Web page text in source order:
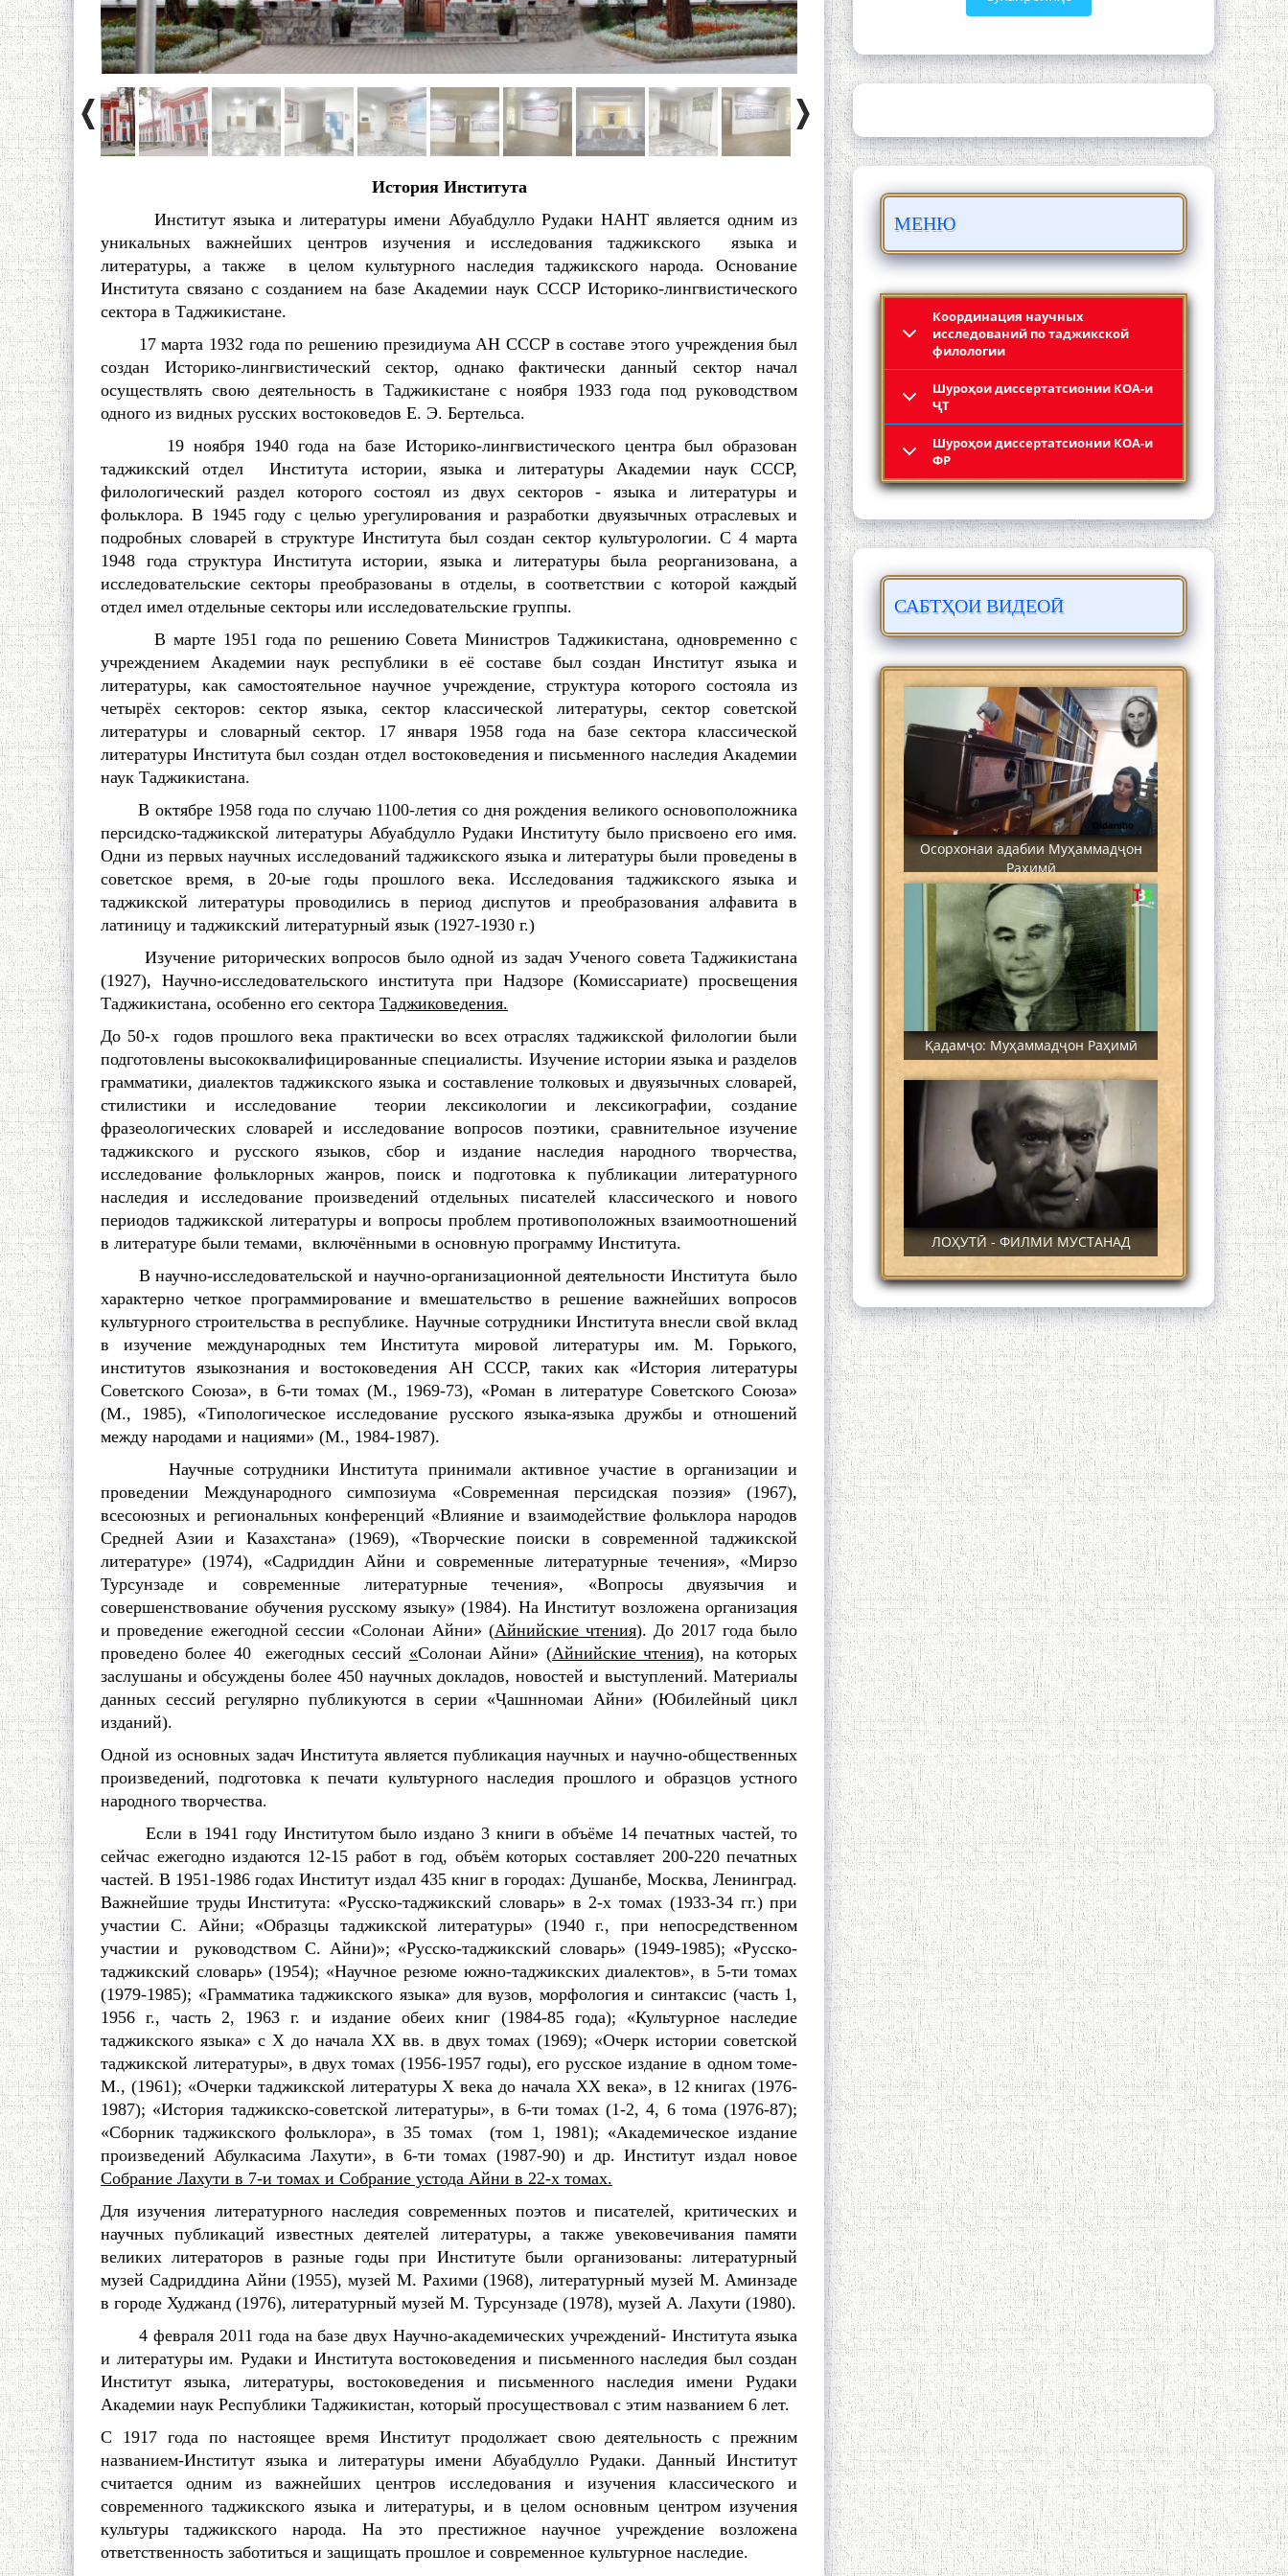
История Института
Институт языка и литературы имени Абуабдулло Рудаки НАНТ является одним из
уникальных важнейших центров изучения и исследования таджикского языка и
литературы, а также в целом культурного наследия таджикского народа. Основание
Института связано с созданием на базе Академии наук СССР Историко-лингвистического
сектора в Таджикистане.
17 марта 1932 года по решению президиума АН СССР в составе этого учреждения был
создан Историко-лингвистический сектор, однако фактически данный сектор начал
осуществлять свою деятельность в Таджикистане с ноября 1933 года под руководством
одного из видных русских востоковедов Е. Э. Бертельса.
19 ноября 1940 года на базе Историко-лингвистического центра был образован
таджикский отдел Института истории, языка и литературы Академии наук СССР,
филологический раздел которого состоял из двух секторов - языка и литературы и
фольклора. В 1945 году с целью урегулирования и разработки двуязычных отраслевых и
подробных словарей в структуре Института был создан сектор культурологии. С 4 марта
1948 года структура Института истории, языка и литературы была реорганизована, а
исследовательские секторы преобразованы в отделы, в соответствии с которой каждый
отдел имел отдельные секторы или исследовательские группы.
В марте 1951 года по решению Совета Министров Таджикистана, одновременно с
учреждением Академии наук республики в её составе был создан Институт языка и
литературы, как самостоятельное научное учреждение, структура которого состояла из
четырёх секторов: сектор языка, сектор классической литературы, сектор советской
литературы и словарный сектор. 17 января 1958 года на базе сектора классической
литературы Института был создан отдел востоковедения и письменного наследия Академии
наук Таджикистана.
В октябре 1958 года по случаю 1100-летия со дня рождения великого основоположника
персидско-таджикской литературы Абуабдулло Рудаки Институту было присвоено его имя.
Одни из первых научных исследований таджикского языка и литературы были проведены в
советское время, в 20-ые годы прошлого века. Исследования таджикского языка и
таджикской литературы проводились в период диспутов и преобразования алфавита в
латиницу и таджикский литературный язык (1927-1930 г.)
Изучение риторических вопросов было одной из задач Ученого совета Таджикистана
(1927), Научно-исследовательского института при Надзоре (Комиссариате) просвещения
Таджикистана, особенно его сектора Таджиковедения.
До 50-х годов прошлого века практически во всех отраслях таджикской филологии были
подготовлены высококвалифицированные специалисты. Изучение истории языка и разделов
грамматики, диалектов таджикского языка и составление толковых и двуязычных словарей,
стилистики и исследование теории лексикологии и лексикографии, создание
фразеологических словарей и исследование вопросов поэтики, сравнительное изучение
таджикского и русского языков, сбор и издание наследия народного творчества,
исследование фольклорных жанров, поиск и подготовка к публикации литературного
наследия и исследование произведений отдельных писателей классического и нового
периодов таджикской литературы и вопросы проблем противоположных взаимоотношений
в литературе были темами, включёнными в основную программу Института.
В научно-исследовательской и научно-организационной деятельности Института было
характерно четкое программирование и вмешательство в решение важнейших вопросов
культурного строительства в республике. Научные сотрудники Института внесли свой вклад
в изучение международных тем Института мировой литературы им. М. Горького,
институтов языкознания и востоковедения АН СССР, таких как «История литературы
Советского Союза», в 6-ти томах (М., 1969-73), «Роман в литературе Советского Союза»
(М., 1985), «Типологическое исследование русского языка-языка дружбы и отношений
между народами и нациями» (М., 1984-1987).
Научные сотрудники Института принимали активное участие в организации и
проведении Международного симпозиума «Современная персидская поэзия» (1967),
всесоюзных и региональных конференций «Влияние и взаимодействие фольклора народов
Средней Азии и Казахстана» (1969), «Творческие поиски в современной таджикской
литературе» (1974), «Садриддин Айни и современные литературные течения», «Мирзо
Турсунзаде и современные литературные течения», «Вопросы двуязычия и
совершенствование обучения русскому языку» (1984). На Институт возложена организация
и проведение ежегодной сессии «Солонаи Айни» (Айнийские чтения). До 2017 года было
проведено более 40 ежегодных сессий «Солонаи Айни» (Айнийские чтения), на которых
заслушаны и обсуждены более 450 научных докладов, новостей и выступлений. Материалы
данных сессий регулярно публикуются в серии «Ҷашнномаи Айни» (Юбилейный цикл
изданий).
Одной из основных задач Института является публикация научных и научно-общественных
произведений, подготовка к печати культурного наследия прошлого и образцов устного
народного творчества.
Если в 1941 году Институтом было издано 3 книги в объёме 14 печатных частей, то
сейчас ежегодно издаются 12-15 работ в год, объём которых составляет 200-220 печатных
частей. В 1951-1986 годах Институт издал 435 книг в городах: Душанбе, Москва, Ленинград.
Важнейшие труды Института: «Русско-таджикский словарь» в 2-х томах (1933-34 гг.) при
участии С. Айни; «Образцы таджикской литературы» (1940 г., при непосредственном
участии и руководством С. Айни)»; «Русско-таджикский словарь» (1949-1985); «Русско-
таджикский словарь» (1954); «Научное резюме южно-таджикских диалектов», в 5-ти томах
(1979-1985); «Грамматика таджикского языка» для вузов, морфология и синтаксис (часть 1,
1956 г., часть 2, 1963 г. и издание обеих книг (1984-85 года); «Культурное наследие
таджикского языка» с X до начала XX вв. в двух томах (1969); «Очерк истории советской
таджикской литературы», в двух томах (1956-1957 годы), его русское издание в одном томе-
М., (1961); «Очерки таджикской литературы X века до начала XX века», в 12 книгах (1976-
1987); «История таджикско-советской литературы», в 6-ти томах (1-2, 4, 6 тома (1976-87);
«Сборник таджикского фольклора», в 35 томах (том 1, 1981); «Академическое издание
произведений Абулкасима Лахути», в 6-ти томах (1987-90) и др. Институт издал новое
Собрание Лахути в 7-и томах и Собрание устода Айни в 22-х томах.
Для изучения литературного наследия современных поэтов и писателей, критических и
научных публикаций известных деятелей литературы, а также увековечивания памяти
великих литераторов в разные годы при Институте были организованы: литературный
музей Садриддина Айни (1955), музей М. Рахими (1968), литературный музей М. Аминзаде
в городе Худжанд (1976), литературный музей М. Турсунзаде (1978), музей А. Лахути (1980).
4 февраля 2011 года на базе двух Научно-академических учреждений- Института языка
и литературы им. Рудаки и Института востоковедения и письменного наследия был создан
Институт языка, литературы, востоковедения и письменного наследия имени Рудаки
Академии наук Республики Таджикистан, который просуществовал с этим названием 6 лет.
С 1917 года по настоящее время Институт продолжает свою деятельность с прежним
названием-Институт языка и литературы имени Абуабдулло Рудаки. Данный Институт
считается одним из важнейших центров исследования и изучения классического и
современного таджикского языка и литературы, и в целом основным центром изучения
культуры таджикского народа. На это престижное научное учреждение возложена
ответственность заботиться и защищать прошлое и современное культурное наследие.
МЕНЮ
Координация научных
исследований по таджикской
филологии
Шyроҳои диссертатсионии КОА-и
ҶТ
Шyроҳои диссертатсионии КОА-и
ФР
САБТҲОИ ВИДЕОӢ
ШАРҲИ МУЛОҚОТ БО АҲЛИ ИЛМ ВА
МАОРИФИ КИШВАР АЗ ҶОНИБИ
БО 4 000 000 СОМОНӢ ПАЙКАРА ВА
СОХТА ШУД!
Кадамчо Худои Шарифзода
Сайре дар Осорхона Муҳаммадҷон
Раҳимӣ
Осорхонаи адабии Муҳаммадҷон
Раҳимӣ
Қадамҷо: Муҳаммадҷон Раҳимӣ
ЛОҲУТӢ - ФИЛМИ МУСТАНАД
Қадамҷо - Лоҳутӣ
4-уми декабр- зодрӯзи шоири
абадзинда Абулқосим Лоҳутӣ
АБУЛҚОСИМ ЛОҲУТӢ / ABULQOSIM
LOHUTY/
Что знают в Ташкенте о Мирзо
Турсунзаде, чьим именем назвали
станцию метро?
Осорхонаи Мирзо Турсунзода
Каратог
110 солагии шоири халқии
Тоҷикистон Мирзо Турсунзода / Mirzo
Tursunzoda